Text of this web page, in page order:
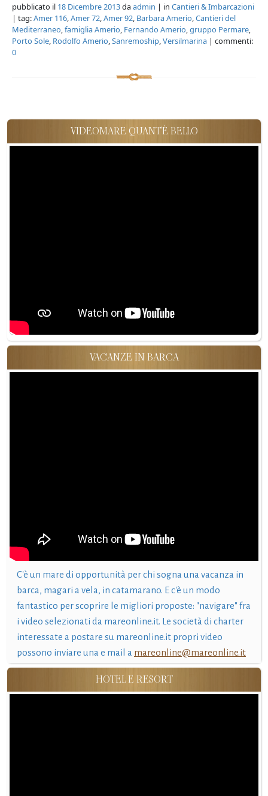
pubblicato il 18 Dicembre 2013daadmin | in Cantieri & Imbarcazioni
| tag:Amer 116,Amer 72,Amer 92, Barbara Amerio,Cantieri del
Mediterraneo,famiglia Amerio, Fernando Amerio,gruppo Permare,
Porto Sole, Rodolfo Amerio,Sanremoship,Versilmarina | commenti:
0
VIDEOMARE QUANT'È BELLO
VACANZE IN BARCA
C'è un mare di opportunità per chi sogna una vacanza in
barca, magari a vela, in catamarano. E c'è un modo
fantastico per scoprire le migliori proposte: "navigare" fra
i video selezionati da mareonline.it. Le società di charter
interessate a postare su mareonline.it propri video
possono inviare una e mail a mareonline@mareonline.it
HOTEL E RESORT